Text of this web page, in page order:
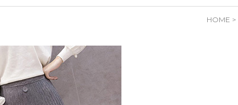
HOME >